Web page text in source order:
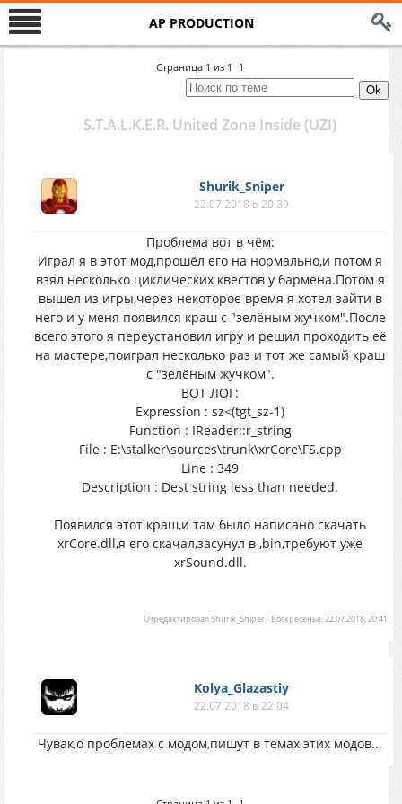
AP PRODUCTION
Страница 1 из 1 1
S.T.A.L.K.E.R. United Zone Inside (UZI)
Shurik_Sniper
22.07.2018 в 20:39
Проблема вот в чём:
Играл я в этот мод,прошёл его на нормально,и потом я
взял несколько циклических квестов у бармена.Потом я
вышел из игры,через некоторое время я хотел зайти в
него и у меня появился краш с "зелёным жучком".После
всего этого я переустановил игру и решил проходить её
на мастере,поиграл несколько раз и тот же самый краш
с "зелёным жучком".
ВОТ ЛОГ:
Expression : sz<(tgt_sz-1)
Function : IReader::r_string
File : E:\stalker\sources\trunk\xrCore\FS.cpp
Line : 349
Description : Dest string less than needed.
Появился этот краш,и там было написано скачать
xrCore.dll,я его скачал,засунул в ,bin,требуют уже
xrSound.dll.
ОтредактировалShurik_Sniper- Воскресенье, 22.07.2018, 20:41
Kolya_Glazastiy
22.07.2018 в 22:04
Чувак,о проблемах с модом,пишут в темах этих модов...